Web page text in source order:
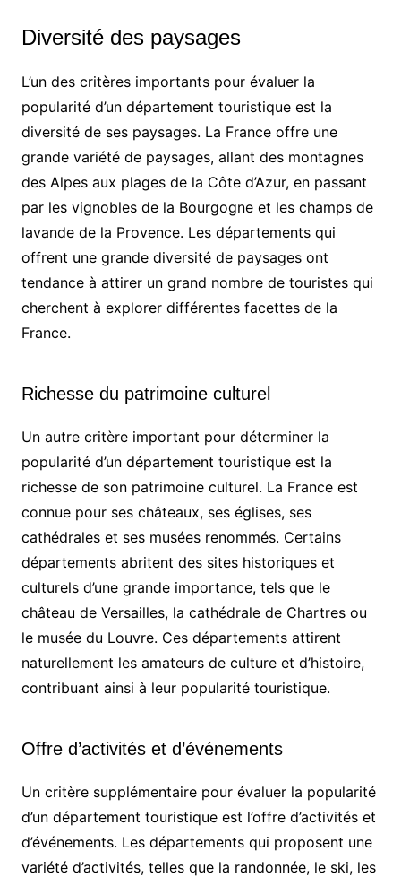
Diversité des paysages
L’un des critères importants pour évaluer la
popularité d’un département touristique est la
diversité de ses paysages. La France offre une
grande variété de paysages, allant des montagnes
des Alpes aux plages de la Côte d’Azur, en passant
par les vignobles de la Bourgogne et les champs de
lavande de la Provence. Les départements qui
offrent une grande diversité de paysages ont
tendance à attirer un grand nombre de touristes qui
cherchent à explorer différentes facettes de la
France.
Richesse du patrimoine culturel
Un autre critère important pour déterminer la
popularité d’un département touristique est la
richesse de son patrimoine culturel. La France est
connue pour ses châteaux, ses églises, ses
cathédrales et ses musées renommés. Certains
départements abritent des sites historiques et
culturels d’une grande importance, tels que le
château de Versailles, la cathédrale de Chartres ou
le musée du Louvre. Ces départements attirent
naturellement les amateurs de culture et d’histoire,
contribuant ainsi à leur popularité touristique.
Offre d’activités et d’événements
Un critère supplémentaire pour évaluer la popularité
d’un département touristique est l’offre d’activités et
d’événements. Les départements qui proposent une
variété d’activités, telles que la randonnée, le ski, les